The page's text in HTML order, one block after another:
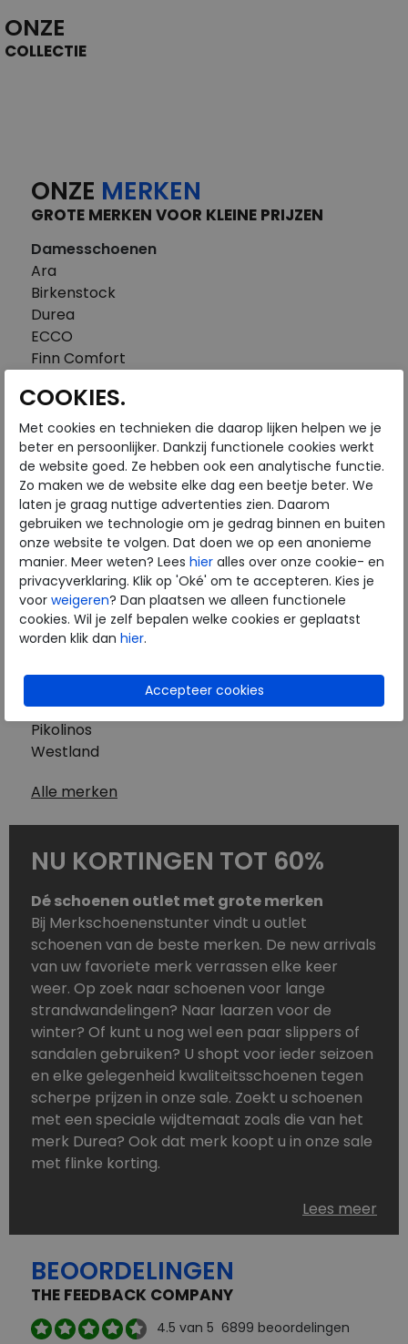
ONZE
COLLECTIE
ONZE MERKEN
GROTE MERKEN VOOR KLEINE PRIJZEN
Damesschoenen
Ara
Birkenstock
Durea
ECCO
Finn Comfort
Gabor
Piedi Nudi
Pikolinos
Solidus
Think
Waldlaufer
Westland
Wolky
Herenschoenen
Australian
Birkenstock
Clarks
Mephisto
Pikolinos
Westland
Alle merken
NU KORTINGEN TOT 60%
Dé schoenen outlet met grote merken
Bij Merkschoenenstunter vindt u outlet
schoenen van de beste merken. De new arrivals
van uw favoriete merk verrassen elke keer
weer. Op zoek naar schoenen voor lange
strandwandelingen? Naar laarzen voor de
winter? Of kunt u nog wel een paar slippers of
sandalen gebruiken? U shopt voor ieder seizoen
en elke gelegenheid kwaliteitsschoenen tegen
scherpe prijzen in onze sale. Zoekt u schoenen
met een speciale wijdtemaat zoals die van het
merk Durea? Ook dat merk koopt u in onze sale
met flinke korting.
Schoenen heeft u nooit genoeg. Goedkope
schoenen, maar dus wel van topmerken,
aanbod is zo compleet dat u altijd wel een
passend paar vindt.
Welke schoenmerken vindt u in onze online
Lees meer
BEOORDELINGEN
THE FEEDBACK COMPANY
4.5 van 5 6899 beoordelingen
COOKIES.
Met cookies en technieken die daarop lijken helpen we je
beter en persoonlijker. Dankzij functionele cookies werkt
de website goed. Ze hebben ook een analytische functie.
Zo maken we de website elke dag een beetje beter. We
laten je graag nuttige advertenties zien. Daarom
gebruiken we technologie om je gedrag binnen en buiten
onze website te volgen. Dat doen we op een anonieme
manier. Meer weten? Lees hier alles over onze cookie- en
privacyverklaring. Klik op 'Oké' om te accepteren. Kies je
voor weigeren? Dan plaatsen we alleen functionele
cookies. Wil je zelf bepalen welke cookies er geplaatst
worden klik dan hier.